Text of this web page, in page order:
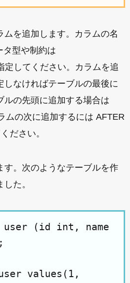
ムを追加します。カラムの名
タ型や制約は
定してください。カラムを追
しなければテーブルの最後に
ルの先頭に追加する場合は
ムの次に追加するには AFTER
ださい。
す。次のようなテーブルを作
た。
(id int, name
values(1,